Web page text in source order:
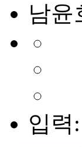
남윤
입력